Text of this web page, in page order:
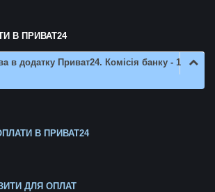
В ПРИВАТ24
в додатку Приват24. Комісія банку - 1
В ПРИВАТ24
ДЛЯ ОПЛАТ